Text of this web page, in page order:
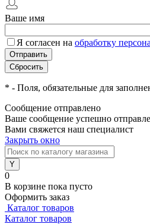
Ваше имя
Я согласен на обработку
* - Поля, обязательные для
Сообщение отправлено
Ваше сообщение успешно
Вами свяжется наш специалист
Закрыть окно
0
В корзине пока пусто
Оформить заказ
Каталог товаров
Каталог товаров